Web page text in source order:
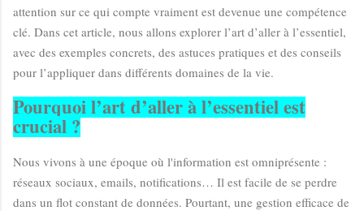
attention sur ce qui compte vraiment est devenue une compétence
clé. Dans cet article, nous allons explorer l’art d’aller à l’essentiel,
avec des exemples concrets, des astuces pratiques et des conseils
pour l’appliquer dans différents domaines de la vie.
Pourquoi l’art d’aller à l’essentiel est
crucial ?
Nous vivons à une époque où l'information est omniprésente :
réseaux sociaux, emails, notifications… Il est facile de se perdre
dans un flot constant de données. Pourtant, une gestion efficace de